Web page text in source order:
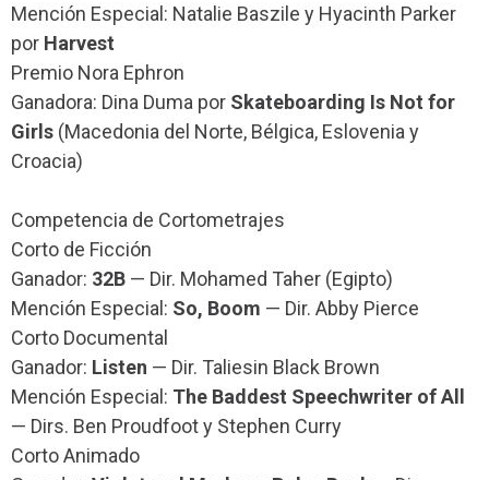
Mención Especial: Natalie Baszile y Hyacinth Parker
por Harvest
Premio Nora Ephron
Ganadora: Dina Duma por Skateboarding Is Not for
Girls (Macedonia del Norte, Bélgica, Eslovenia y
Croacia)
Competencia de Cortometrajes
Corto de Ficción
Ganador: 32B — Dir. Mohamed Taher (Egipto)
Mención Especial: So, Boom — Dir. Abby Pierce
Corto Documental
Ganador: Listen — Dir. Taliesin Black Brown
Mención Especial: The Baddest Speechwriter of All
— Dirs. Ben Proudfoot y Stephen Curry
Corto Animado